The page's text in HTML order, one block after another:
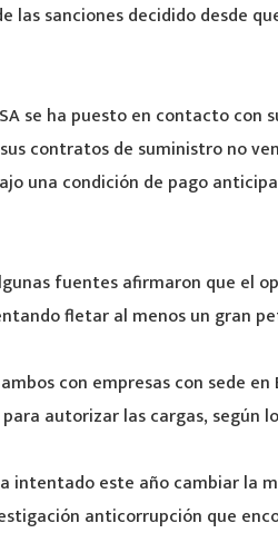
las sanciones decidido desde
se ha puesto en contacto
contratos de suministro no
una condición de pago
fuentes afirmaron que el
fletar al menos un gran
con empresas con sede en
autorizar las cargas, según
intentado este año cambiar la
anticorrupción que